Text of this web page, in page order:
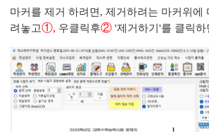
마커를 제거 하려면, 제거하려는 마커위에
려놓고①, 우클릭후② '제거하기'를 클릭하